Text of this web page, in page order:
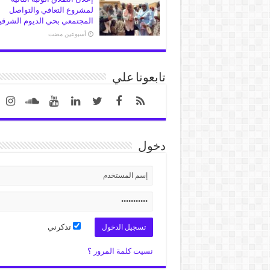
لمشروع التعافي والتواصل
المجتمعي بحي الديوم
‏أسبوعين مضت
تابعونا علي
دخول
تذكرني
نسيت كلمة المرور ؟